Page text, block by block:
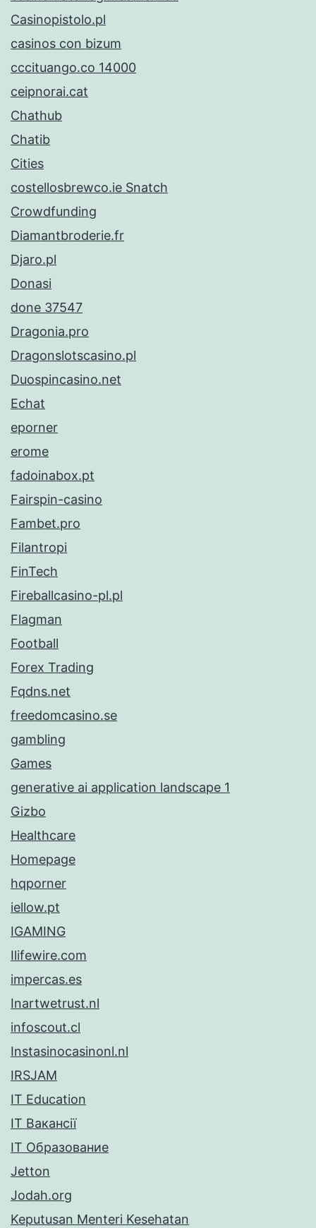
Casinopistolo.pl
casinos con bizum
cccituango.co 14000
ceipnorai.cat
Chathub
Chatib
Cities
costellosbrewco.ie Snatch
Crowdfunding
Diamantbroderie.fr
Djaro.pl
Donasi
done 37547
Dragonia.pro
Dragonslotscasino.pl
Duospincasino.net
Echat
eporner
erome
fadoinabox.pt
Fairspin-casino
Fambet.pro
Filantropi
FinTech
Fireballcasino-pl.pl
Flagman
Football
Forex Trading
Fqdns.net
freedomcasino.se
gambling
Games
generative ai application landscape 1
Gizbo
Healthcare
Homepage
hqporner
iellow.pt
IGAMING
Ilifewire.com
impercas.es
Inartwetrust.nl
infoscout.cl
Instasinocasinonl.nl
IRSJAM
IT Education
IT Вакансії
IT Образование
Jetton
Jodah.org
Keputusan Menteri Kesehatan